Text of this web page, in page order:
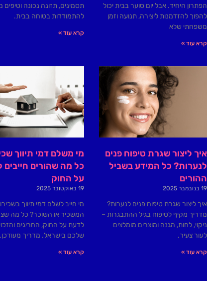
הפתרון היחיד. אבל יום סוער בבית יכול
להפוך להזדמנות ליצירה, תנועה וזמן
משפחתי שלא
קרא עוד »
תסמינים, תזונה נכונה וטיפים
להתמודדות בטוחה בבית.
קרא עוד »
איך ליצור שגרת טיפוח פנים
לנערות? כל המידע בשביל
ההורים
19 בנובמבר 2025
איך ליצור שגרת טיפוח פנים לנערות?
מדריך מקיף לטיפוח בגיל ההתבגרות –
ניקוי, לחות, הגנה ומוצרים מומלצים
לעור צעיר.
קרא עוד »
מי משלם דמי תיווך
כל מה שהורים
על החוק
19 באוקטובר 2025
מי חייב לשלם דמי תיווך
המשכיר או השוכר? כל מה
לדעת על החוק, החריגים
שלכם בישראל. מדריך מעודכן.
קרא עוד »